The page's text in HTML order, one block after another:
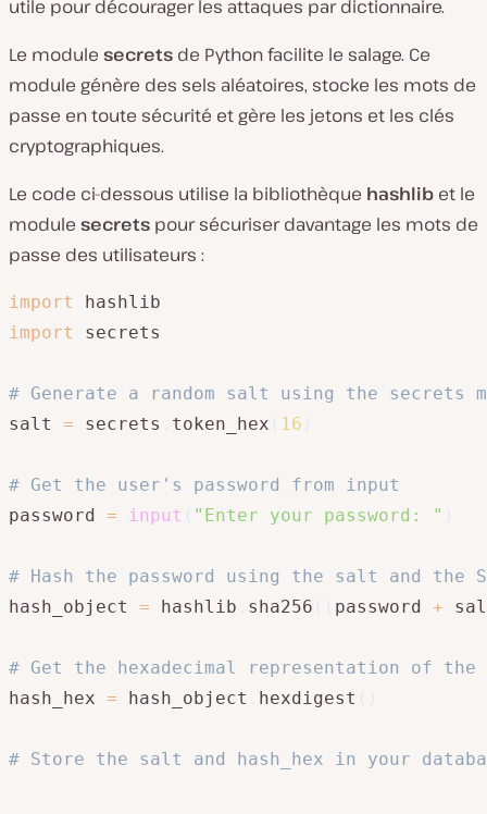
utile pour décourager les attaques par dictionnaire.
Le module secrets de Python facilite le salage. Ce
module génère des sels aléatoires, stocke les mots de
passe en toute sécurité et gère les jetons et les clés
cryptographiques.
Le code ci-dessous utilise la bibliothèque hashlib et le
module secrets pour sécuriser davantage les mots de
passe des utilisateurs :
import
import
secrets
# Generate a random salt using the secrets
salt = secrets token_hex 16
# Get the user's password from input
password = input "Enter your password: "
# Hash the password using the salt and the
hash_object = hashlib sha256 password +
# Get the hexadecimal representation of the
hash_hex = hash_object hexdigest
# Store the salt and hash_hex in your